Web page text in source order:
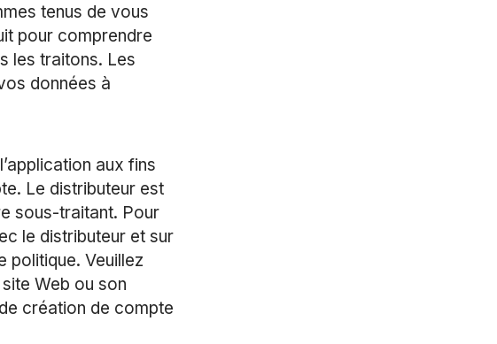
tenus de vous
pour comprendre
les traitons. Les
données à
aux fins
Le distributeur est
sous-traitant. Pour
le distributeur et sur
politique. Veuillez
Web ou son
création de compte